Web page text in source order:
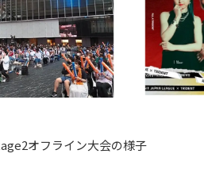
オフライン大会の様子 「